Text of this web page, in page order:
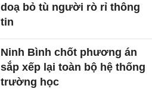
doạ bỏ tù người rò rỉ thông
tin
Ninh Bình chốt phương án
sắp xếp lại toàn bộ hệ thống
trường học